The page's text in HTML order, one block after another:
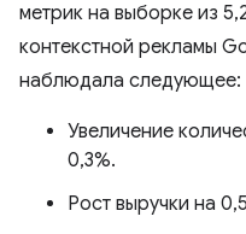
метрик на выборке из
контекстной рекламы
наблюдала следующее:
Увеличение
0,3%.
Рост выручки на